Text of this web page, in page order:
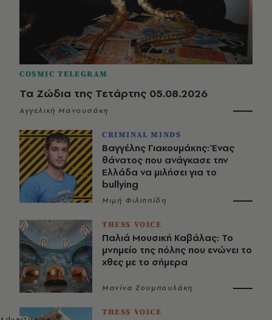
COSMIC TELEGRAM
Τα Ζώδια της Τετάρτης 05.08.2026
Αγγελική Μανουσάκη
CRIMINAL MINDS
Βαγγέλης Γιακουμάκης: Ένας
θάνατος που ανάγκασε την
Ελλάδα να μιλήσει για το
bullying
Μιμή Φιλιππίδη
THESS VOICE
Παλιά Μουσική Καβάλας: Το
μνημείο της πόλης που ενώνει το
χθες με το σήμερα
Μανίνα Ζουμπουλάκη
THESS VOICE